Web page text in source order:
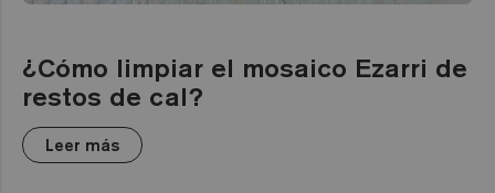
¿Cómo limpiar el mosaico Ezarri de
restos de cal?
Leer más